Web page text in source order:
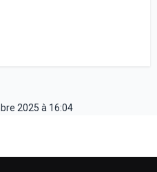
2025 à 16:04